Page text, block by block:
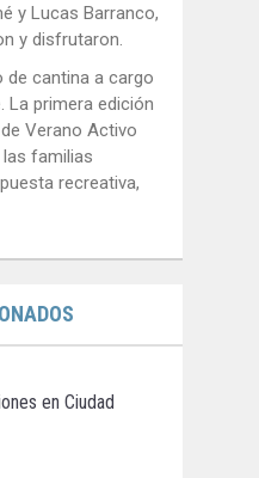
y Lucas Barranco,
y disfrutaron.
de cantina a cargo
La primera edición
Verano Activo
familias
recreativa,
en Ciudad